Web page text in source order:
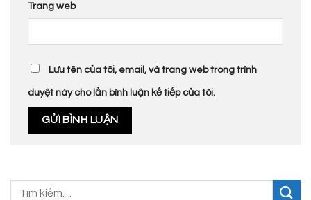
Trang web
Lưu tên của tôi, email, và trang web trong trình
duyệt này cho lần bình luận kế tiếp của tôi.